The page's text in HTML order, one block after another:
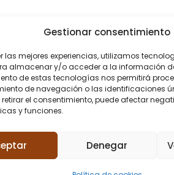
Gestionar consentimiento
las mejores experiencias, utilizamos
almacenar y/o acceder a la información
de estas tecnologías nos permitirá
de navegación o las identificaciones
el consentimiento, puede afectar
y funciones.
Denegar
CONTACTO
93 119 00 68
contacto@amidareform